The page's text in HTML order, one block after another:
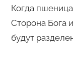
Когда
Сторона Бога
будут